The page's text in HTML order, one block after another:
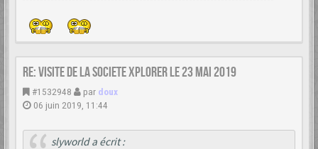
Re: VISITE DE LA SOCIETE XPLORER le 23 mai 2019
#1532948 par doux
06 juin 2019, 11:44
slyworld a écrit :